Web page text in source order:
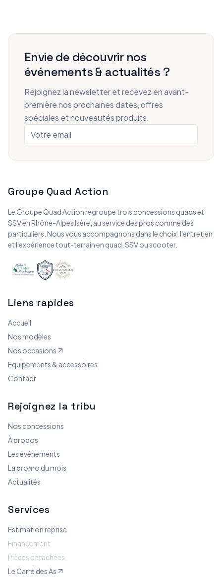
Envie de découvrir nos
événements & actualités ?
Rejoignez la newsletter et recevez en avant-
première nos prochaines dates, offres
spéciales et nouveautés produits.
Groupe Quad Action
Le Groupe Quad Action regroupe trois concessions quads et
SSV en Rhône-Alpes Isère, au service des pros comme des
particuliers. Nous vous accompagnons dans le choix, l'entretien
et l'expérience tout-terrain en quad, SSV ou scooter.
Liens rapides
Accueil
Nos modèles
Nos occasions
Equipements & accessoires
Contact
Rejoignez la tribu
Nos concessions
À propos
Les événements
La promo du mois
Actualités
Services
Estimation reprise
Financement
Pièces détachées
Le Carré des As